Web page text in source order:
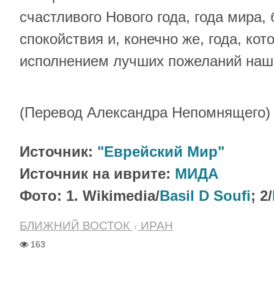
счастливого Нового года, года мира,
спокойствия и, конечно же, года,
исполнением лучших пожеланий
(Перевод Александра Непомнящего)
Источник: "Еврейский Мир"
Источник на иврите: МИДА
Фото: 1. Wikimedia/Basil D Soufi; 2/
БЛИЖНИЙ ВОСТОК ИРАН
163